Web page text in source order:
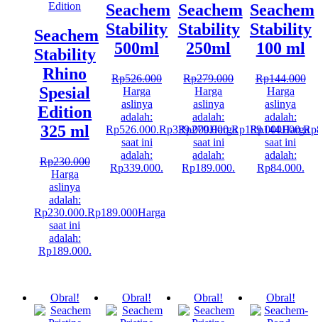
Seachem
Stability
Rhino
Spesial
Edition
325 ml
Rp230.000
Harga
aslinya
adalah:
Rp230.000.Rp189.000Harga
saat ini
adalah:
Rp189.000.
Seachem
Stability
500ml
Rp526.000
Harga
aslinya
adalah:
Rp526.000.Rp339.000Harga
saat ini
adalah:
Rp339.000.
Seachem
Stability
250ml
Rp279.000
Harga
aslinya
adalah:
Rp279.000.Rp189.000Harga
saat ini
adalah:
Rp189.000.
Seachem
Stability
100 ml
Rp144.000
Harga
aslinya
adalah:
Rp144.000.Rp
saat ini
adalah:
Rp84.000.
Obral! Obral! Obral! Obral!